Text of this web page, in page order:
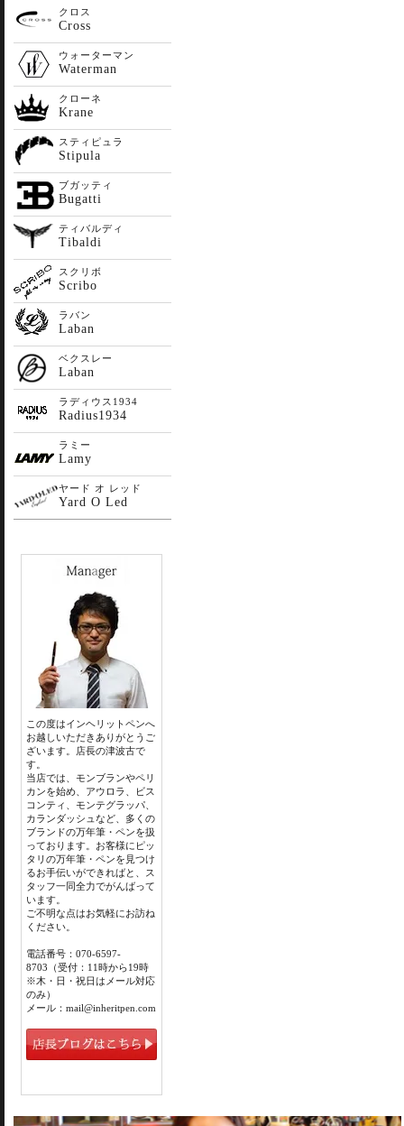
クロス
Cross
ウォーターマン
Waterman
クローネ
Krane
スティピュラ
Stipula
ブガッティ
Bugatti
ティバルディ
Tibaldi
スクリボ
Scribo
ラバン
Laban
ベクスレー
Laban
ラディウス1934
Radius1934
ラミー
Lamy
ヤード オ レッド
Yard O Led
この度はインヘリットペンへ
お越しいただきありがとうご
ざいます。店長の津波古で
す。
当店では、モンブランやペリ
カンを始め、アウロラ、ビス
コンティ、モンテグラッパ、
カランダッシュなど、多くの
ブランドの万年筆・ペンを扱
っております。お客様にピッ
タリの万年筆・ペンを見つけ
るお手伝いができればと、ス
タッフ一同全力でがんばって
います。
ご不明な点はお気軽にお訪ね
ください。
電話番号：070-6597-
8703（受付：11時から19時
※木・日・祝日はメール対応
のみ）
メール：mail@inheritpen.com